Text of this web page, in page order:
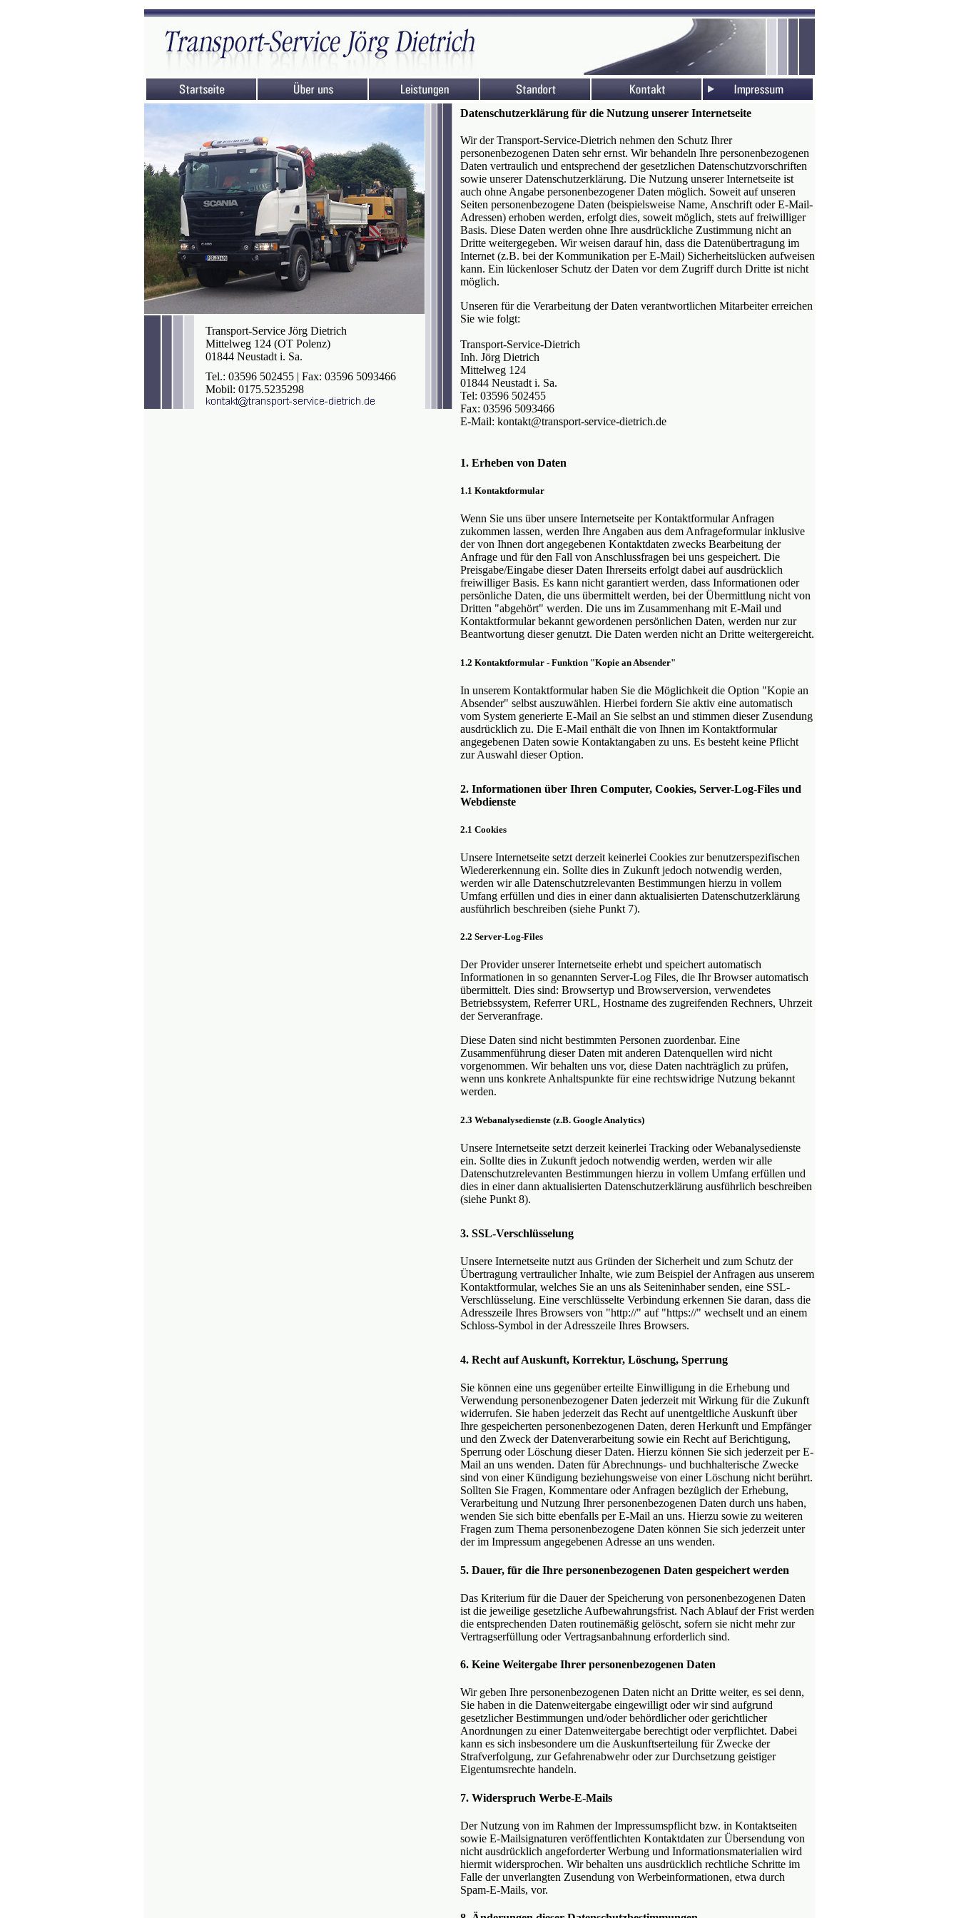
Transport-Service Jörg Dietrich
Mittelweg 124 (OT Polenz)
01844 Neustadt i. Sa.
Tel.: 03596 502455 | Fax: 03596 5093466
Mobil: 0175.5235298
Datenschutzerklärung für die Nutzung unserer Internetseite
Wir der Transport-Service-Dietrich nehmen den Schutz Ihrer
personenbezogenen Daten sehr ernst. Wir behandeln Ihre personenbezogenen
Daten vertraulich und entsprechend der gesetzlichen Datenschutzvorschriften
sowie unserer Datenschutzerklärung. Die Nutzung unserer Internetseite ist
auch ohne Angabe personenbezogener Daten möglich. Soweit auf unseren
Seiten personenbezogene Daten (beispielsweise Name, Anschrift oder E-Mail-
Adressen) erhoben werden, erfolgt dies, soweit möglich, stets auf freiwilliger
Basis. Diese Daten werden ohne Ihre ausdrückliche Zustimmung nicht an
Dritte weitergegeben. Wir weisen darauf hin, dass die Datenübertragung im
Internet (z.B. bei der Kommunikation per E-Mail) Sicherheitslücken aufweisen
kann. Ein lückenloser Schutz der Daten vor dem Zugriff durch Dritte ist nicht
möglich.
Unseren für die Verarbeitung der Daten verantwortlichen Mitarbeiter erreichen
Sie wie folgt:
Transport-Service-Dietrich
Inh. Jörg Dietrich
Mittelweg 124
01844 Neustadt i. Sa.
Tel: 03596 502455
Fax: 03596 5093466
E-Mail: kontakt@transport-service-dietrich.de
1. Erheben von Daten
1.1 Kontaktformular
Wenn Sie uns über unsere Internetseite per Kontaktformular Anfragen
zukommen lassen, werden Ihre Angaben aus dem Anfrageformular inklusive
der von Ihnen dort angegebenen Kontaktdaten zwecks Bearbeitung der
Anfrage und für den Fall von Anschlussfragen bei uns gespeichert. Die
Preisgabe/Eingabe dieser Daten Ihrerseits erfolgt dabei auf ausdrücklich
freiwilliger Basis. Es kann nicht garantiert werden, dass Informationen oder
persönliche Daten, die uns übermittelt werden, bei der Übermittlung nicht von
Dritten "abgehört" werden. Die uns im Zusammenhang mit E-Mail und
Kontaktformular bekannt gewordenen persönlichen Daten, werden nur zur
Beantwortung dieser genutzt. Die Daten werden nicht an Dritte weitergereicht.
1.2 Kontaktformular - Funktion "Kopie an Absender"
In unserem Kontaktformular haben Sie die Möglichkeit die Option "Kopie an
Absender" selbst auszuwählen. Hierbei fordern Sie aktiv eine automatisch
vom System generierte E-Mail an Sie selbst an und stimmen dieser Zusendung
ausdrücklich zu. Die E-Mail enthält die von Ihnen im Kontaktformular
angegebenen Daten sowie Kontaktangaben zu uns. Es besteht keine Pflicht
zur Auswahl dieser Option.
2. Informationen über Ihren Computer, Cookies, Server-Log-Files und
Webdienste
2.1 Cookies
Unsere Internetseite setzt derzeit keinerlei Cookies zur benutzerspezifischen
Wiedererkennung ein. Sollte dies in Zukunft jedoch notwendig werden,
werden wir alle Datenschutzrelevanten Bestimmungen hierzu in vollem
Umfang erfüllen und dies in einer dann aktualisierten Datenschutzerklärung
ausführlich beschreiben (siehe Punkt 7).
2.2 Server-Log-Files
Der Provider unserer Internetseite erhebt und speichert automatisch
Informationen in so genannten Server-Log Files, die Ihr Browser automatisch
übermittelt. Dies sind: Browsertyp und Browserversion, verwendetes
Betriebssystem, Referrer URL, Hostname des zugreifenden Rechners, Uhrzeit
der Serveranfrage.
Diese Daten sind nicht bestimmten Personen zuordenbar. Eine
Zusammenführung dieser Daten mit anderen Datenquellen wird nicht
vorgenommen. Wir behalten uns vor, diese Daten nachträglich zu prüfen,
wenn uns konkrete Anhaltspunkte für eine rechtswidrige Nutzung bekannt
werden.
2.3 Webanalysedienste (z.B. Google Analytics)
Unsere Internetseite setzt derzeit keinerlei Tracking oder Webanalysedienste
ein. Sollte dies in Zukunft jedoch notwendig werden, werden wir alle
Datenschutzrelevanten Bestimmungen hierzu in vollem Umfang erfüllen und
dies in einer dann aktualisierten Datenschutzerklärung ausführlich beschreiben
(siehe Punkt 8).
3. SSL-Verschlüsselung
Unsere Internetseite nutzt aus Gründen der Sicherheit und zum Schutz der
Übertragung vertraulicher Inhalte, wie zum Beispiel der Anfragen aus unserem
Kontaktformular, welches Sie an uns als Seiteninhaber senden, eine SSL-
Verschlüsselung. Eine verschlüsselte Verbindung erkennen Sie daran, dass die
Adresszeile Ihres Browsers von "http://" auf "https://" wechselt und an einem
Schloss-Symbol in der Adresszeile Ihres Browsers.
4. Recht auf Auskunft, Korrektur, Löschung, Sperrung
Sie können eine uns gegenüber erteilte Einwilligung in die Erhebung und
Verwendung personenbezogener Daten jederzeit mit Wirkung für die Zukunft
widerrufen. Sie haben jederzeit das Recht auf unentgeltliche Auskunft über
Ihre gespeicherten personenbezogenen Daten, deren Herkunft und Empfänger
und den Zweck der Datenverarbeitung sowie ein Recht auf Berichtigung,
Sperrung oder Löschung dieser Daten. Hierzu können Sie sich jederzeit per E-
Mail an uns wenden. Daten für Abrechnungs- und buchhalterische Zwecke
sind von einer Kündigung beziehungsweise von einer Löschung nicht berührt.
Sollten Sie Fragen, Kommentare oder Anfragen bezüglich der Erhebung,
Verarbeitung und Nutzung Ihrer personenbezogenen Daten durch uns haben,
wenden Sie sich bitte ebenfalls per E-Mail an uns. Hierzu sowie zu weiteren
Fragen zum Thema personenbezogene Daten können Sie sich jederzeit unter
der im Impressum angegebenen Adresse an uns wenden.
5. Dauer, für die Ihre personenbezogenen Daten gespeichert werden
Das Kriterium für die Dauer der Speicherung von personenbezogenen Daten
ist die jeweilige gesetzliche Aufbewahrungsfrist. Nach Ablauf der Frist werden
die entsprechenden Daten routinemäßig gelöscht, sofern sie nicht mehr zur
Vertragserfüllung oder Vertragsanbahnung erforderlich sind.
6. Keine Weitergabe Ihrer personenbezogenen Daten
Wir geben Ihre personenbezogenen Daten nicht an Dritte weiter, es sei denn,
Sie haben in die Datenweitergabe eingewilligt oder wir sind aufgrund
gesetzlicher Bestimmungen und/oder behördlicher oder gerichtlicher
Anordnungen zu einer Datenweitergabe berechtigt oder verpflichtet. Dabei
kann es sich insbesondere um die Auskunftserteilung für Zwecke der
Strafverfolgung, zur Gefahrenabwehr oder zur Durchsetzung geistiger
Eigentumsrechte handeln.
7. Widerspruch Werbe-E-Mails
Der Nutzung von im Rahmen der Impressumspflicht bzw. in Kontaktseiten
sowie E-Mailsignaturen veröffentlichten Kontaktdaten zur Übersendung von
nicht ausdrücklich angeforderter Werbung und Informationsmaterialien wird
hiermit widersprochen. Wir behalten uns ausdrücklich rechtliche Schritte im
Falle der unverlangten Zusendung von Werbeinformationen, etwa durch
Spam-E-Mails, vor.